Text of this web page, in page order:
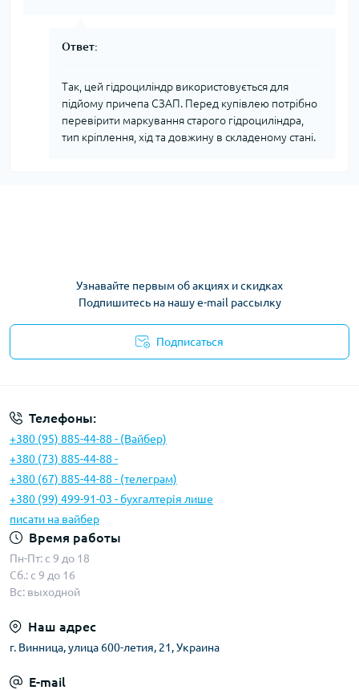
Ответ:
Так, цей гідроциліндр використовується для
підйому причепа СЗАП. Перед купівлею потрібно
перевірити маркування старого гідроциліндра,
тип кріплення, хід та довжину в складеному стані.
Узнавайте первым об акциях и скидках
Подпишитесь на нашу e-mail рассылку
Подписаться
Телефоны:
+380 (95) 885-44-88 - (Вайбер)
+380 (73) 885-44-88 -
+380 (67) 885-44-88 - (телеграм)
+380 (99) 499-91-03 - бухгалтерія лише
писати на вайбер
Время работы
Пн-Пт: с 9 до 18
Сб.: с 9 до 16
Вс: выходной
Наш адрес
г. Винница, улица 600-летия, 21, Украина
E-mail